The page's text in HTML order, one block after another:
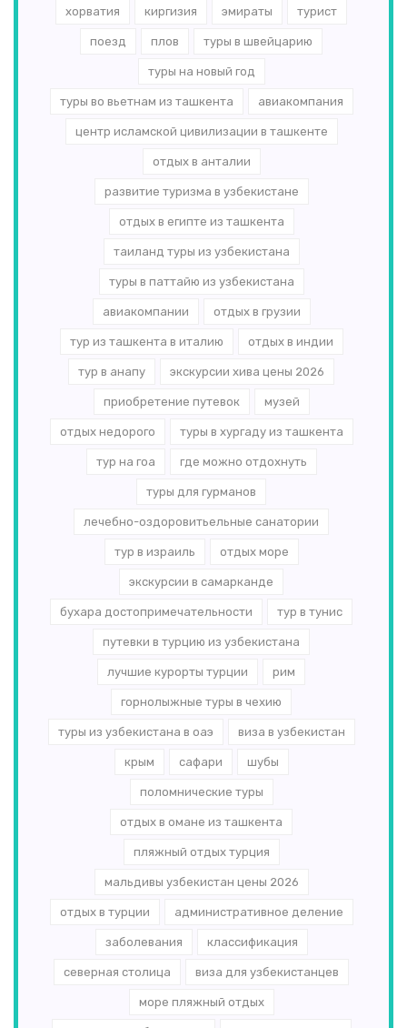
хорватия киргизия эмираты турист
поезд плов туры в швейцарию
туры на новый год
туры во вьетнам из ташкента авиакомпания
центр исламской цивилизации в ташкенте
отдых в анталии
развитие туризма в узбекистане
отдых в египте из ташкента
таиланд туры из узбекистана
туры в паттайю из узбекистана
авиакомпании отдых в грузии
тур из ташкента в италию отдых в индии
тур в анапу экскурсии хива цены 2026
приобретение путевок музей
отдых недорого туры в хургаду из ташкента
тур на гоа где можно отдохнуть
туры для гурманов
лечебно-оздоровитьельные санатории
тур в израиль отдых море
экскурсии в самарканде
бухара достопримечательности тур в тунис
путевки в турцию из узбекистана
лучшие курорты турции рим
горнолыжные туры в чехию
туры из узбекистана в оаэ виза в узбекистан
крым сафари шубы
поломнические туры
отдых в омане из ташкента
пляжный отдых турция
мальдивы узбекистан цены 2026
отдых в турции административное деление
заболевания классификация
северная столица виза для узбекистанцев
море пляжный отдых